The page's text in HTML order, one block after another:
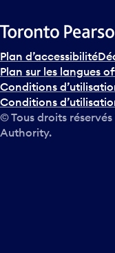
s
u
r
l
e
c
a
Plan d’accessibilité
Plan sur les langues
Conditions
Conditions
© Tous droits réservés
Authority.